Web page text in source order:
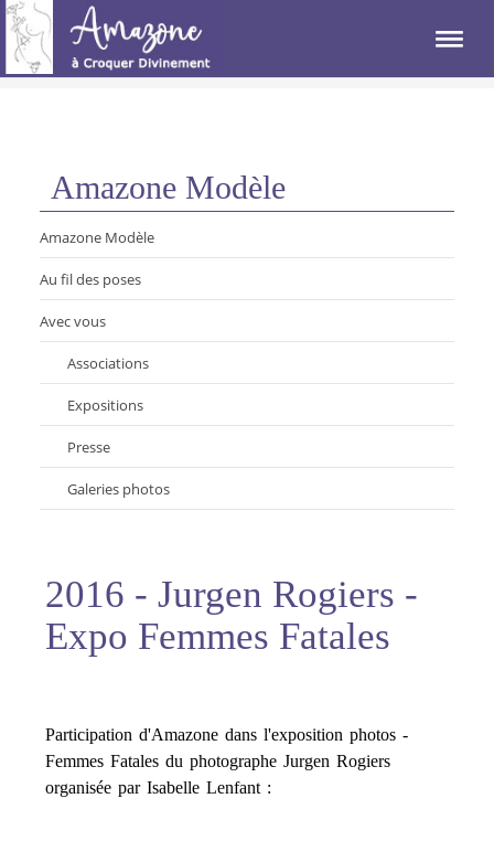
Amazone Modèle
Amazone Modèle
Au fil des poses
Avec vous
Associations
Expositions
Presse
Galeries photos
2016 - Jurgen Rogiers -
Expo Femmes Fatales
Participation d'Amazone dans l'exposition photos -
Femmes Fatales du photographe Jurgen Rogiers
organisée par Isabelle Lenfant :